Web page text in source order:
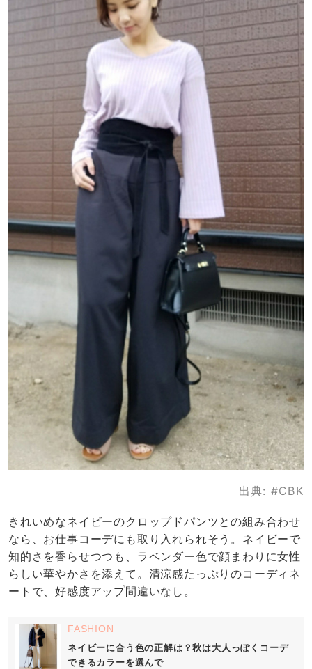
出典: #CBK
きれいめなネイビーのクロップドパンツとの組み合わせ
なら、お仕事コーデにも取り入れられそう。ネイビーで
知的さを香らせつつも、ラベンダー色で顔まわりに女性
らしい華やかさを添えて。清涼感たっぷりのコーディネ
ートで、好感度アップ間違いなし。
FASHION
ネイビーに合う色の正解は？秋は大人っぽくコーデ
できるカラーを選んで